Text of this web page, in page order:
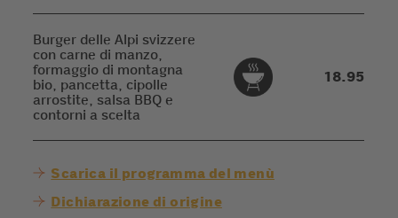
Burger delle Alpi svizzere
con carne di manzo,
formaggio di montagna
bio, pancetta, cipolle
arrostite, salsa BBQ e
contorni a scelta
18.95
Scarica il programma del menù
Dichiarazione di origine